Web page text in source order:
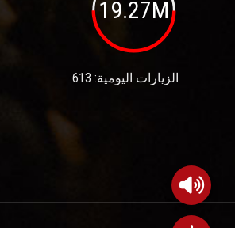
19.27M
الزيارات اليومية: 613